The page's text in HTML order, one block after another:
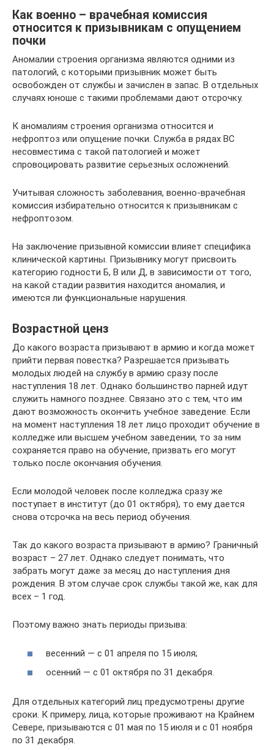
Как военно – врачебная комиссия
относится к призывникам с опущением
почки
Аномалии строения организма являются одними из
патологий, с которыми призывник может быть
освобожден от службы и зачислен в запас. В отдельных
случаях юноше с такими проблемами дают отсрочку.
К аномалиям строения организма относится и
нефроптоз или опущение почки. Служба в рядах ВС
несовместима с такой патологией и может
спровоцировать развитие серьезных осложнений.
Учитывая сложность заболевания, военно-врачебная
комиссия избирательно относится к призывникам с
нефроптозом.
На заключение призывной комиссии влияет специфика
клинической картины. Призывнику могут присвоить
категорию годности Б, В или Д, в зависимости от того,
на какой стадии развития находится аномалия, и
имеются ли функциональные нарушения.
Возрастной ценз
До какого возраста призывают в армию и когда может
прийти первая повестка? Разрешается призывать
молодых людей на службу в армию сразу после
наступления 18 лет. Однако большинство парней идут
служить намного позднее. Связано это с тем, что им
дают возможность окончить учебное заведение. Если
на момент наступления 18 лет лицо проходит обучение в
колледже или высшем учебном заведении, то за ним
сохраняется право на обучение, призвать его могут
только после окончания обучения.
Если молодой человек после колледжа сразу же
поступает в институт (до 01 октября), то ему дается
снова отсрочка на весь период обучения.
Так до какого возраста призывают в армию? Граничный
возраст – 27 лет. Однако следует понимать, что
забрать могут даже за месяц до наступления дня
рождения. В этом случае срок службы такой же, как для
всех – 1 год.
Поэтому важно знать периоды призыва:
весенний — с 01 апреля по 15 июля;
осенний — с 01 октября по 31 декабря.
Для отдельных категорий лиц предусмотрены другие
сроки. К примеру, лица, которые проживают на Крайнем
Севере, призываются с 01 мая по 15 июля и с 01 ноября
по 31 декабря.